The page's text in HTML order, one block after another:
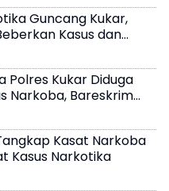
Guncang Kukar,
Kasus dan
Polres Kukar Diduga
Narkoba, Bareskrim
Kasat Narkoba
Kasus Narkotika